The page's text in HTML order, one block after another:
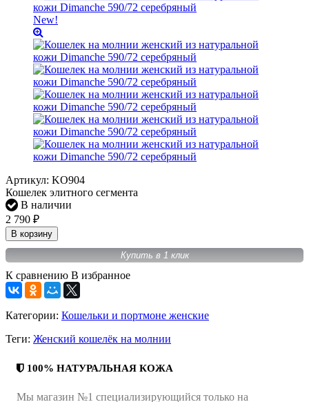
New!
Артикул: KO904
Кошелек элитного сегмента
В наличии
2 790 ₽
В корзину
Купить в 1 клик
К сравнению В избранное
Категории: Кошельки и портмоне женские
Теги: Женский кошелёк на молнии
100% НАТУРАЛЬНАЯ КОЖА
Мы магазин №1 специализирующийся только на